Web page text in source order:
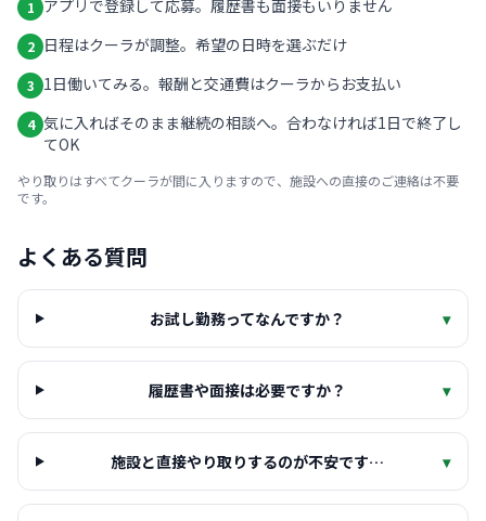
1 アプリで登録して応募。履歴書も面接もいりません
2 日程はクーラが調整。希望の日時を選ぶだけ
3 1日働いてみる。報酬と交通費はクーラからお支払い
4 気に入ればそのまま継続の相談へ。合わなければ1日で終了し
てOK
やり取りはすべてクーラが間に入りますので、施設への直接のご連絡は不要
です。
よくある質問
お試し勤務ってなんですか？ ▾
履歴書や面接は必要ですか？ ▾
施設と直接やり取りするのが不安です… ▾